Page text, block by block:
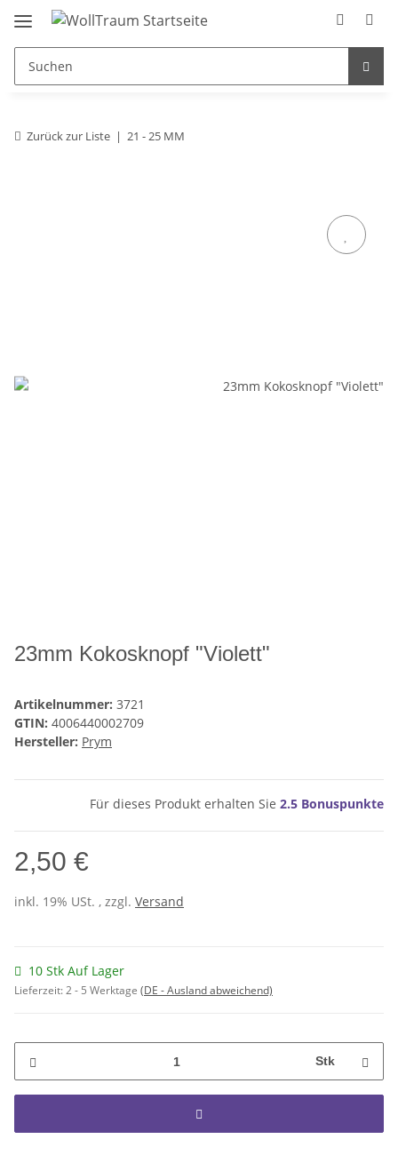
Zurück zur Liste 21 - 25 MM
23mm Kokosknopf "Violett"
Artikelnummer: 3721
GTIN: 4006440002709
Hersteller: Prym
Für dieses Produkt erhalten Sie 2.5 Bonuspunkte
2,50 €
inkl. 19% USt. , zzgl. Versand
10 Stk Auf Lager
Lieferzeit:2 - 5 Werktage (DE - Ausland abweichend)
Stk